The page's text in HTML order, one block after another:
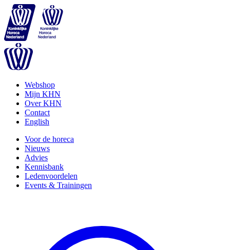
Webshop
Mijn KHN
Over KHN
Contact
English
Voor de horeca
Nieuws
Advies
Kennisbank
Ledenvoordelen
Events & Trainingen